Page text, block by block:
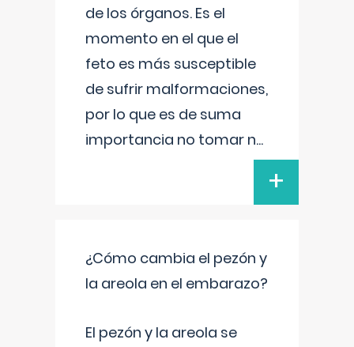
de los órganos. Es el
momento en el que el
feto es más susceptible
de sufrir malformaciones,
por lo que es de suma
importancia no tomar n...
+
¿Cómo cambia el pezón y
la areola en el embarazo?
El pezón y la areola se